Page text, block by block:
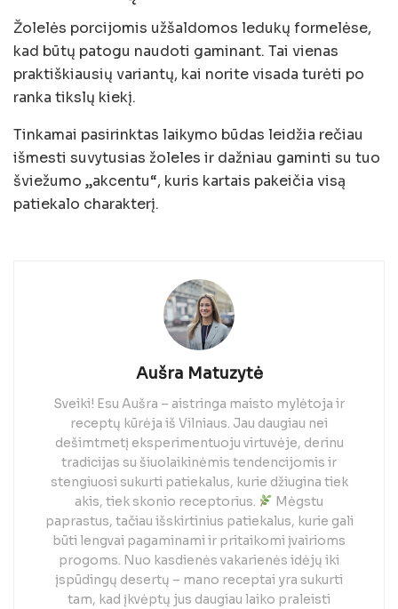
Žolelės porcijomis užšaldomos ledukų formelėse,
kad būtų patogu naudoti gaminant. Tai vienas
praktiškiausių variantų, kai norite visada turėti po
ranka tikslų kiekį.
Tinkamai pasirinktas laikymo būdas leidžia rečiau
išmesti suvytusias žoleles ir dažniau gaminti su tuo
šviežumo „akcentu“, kuris kartais pakeičia visą
patiekalo charakterį.
Aušra Matuzytė
Sveiki! Esu Aušra – aistringa maisto mylėtoja ir
receptų kūrėja iš Vilniaus. Jau daugiau nei
dešimtmetį eksperimentuoju virtuvėje, derinu
tradicijas su šiuolaikinėmis tendencijomis ir
stengiuosi sukurti patiekalus, kurie džiugina tiek
akis, tiek skonio receptorius.
Mėgstu
paprastus, tačiau išskirtinius patiekalus, kurie gali
būti lengvai pagaminami ir pritaikomi įvairioms
progoms. Nuo kasdienės vakarienės idėjų iki
įspūdingų desertų – mano receptai yra sukurti
tam, kad įkvėptų jus daugiau laiko praleisti